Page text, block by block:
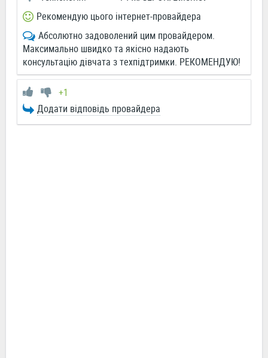
Рекомендую цього інтернет-провайдера
Абсолютно задоволений цим провайдером.
Максимально швидко та якісно надають
консультацiю дiвчата з техпідтримки. РЕКОМЕНДУЮ!
+1
Додати відповідь провайдера